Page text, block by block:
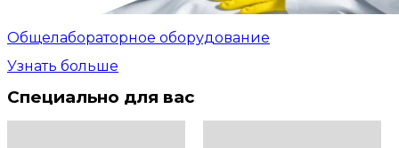
Общелабораторное оборудование
Узнать больше
Специально для вас